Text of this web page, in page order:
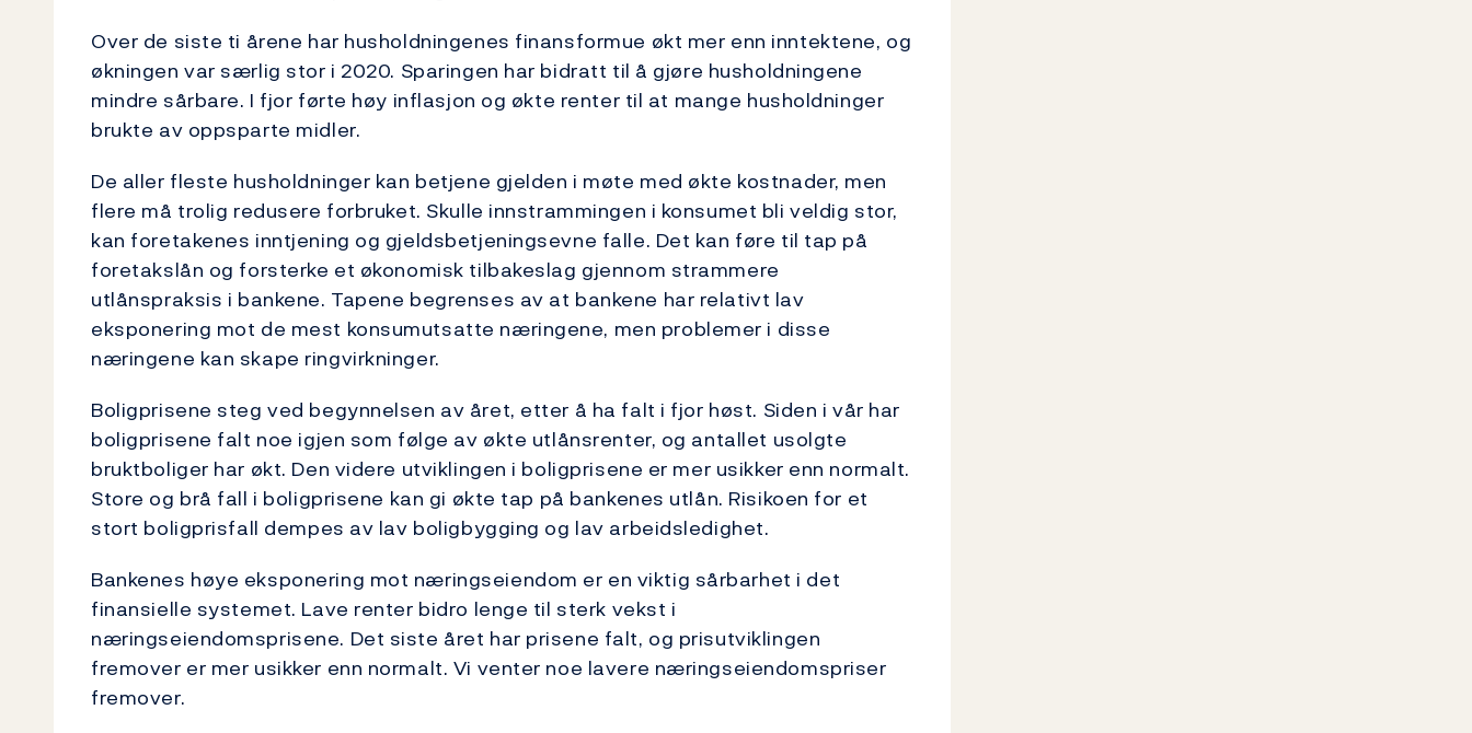
Over de siste ti årene har husholdningenes finansformue økt mer enn inntektene, og
økningen var særlig stor i 2020. Sparingen har bidratt til å gjøre husholdningene
mindre sårbare. I fjor førte høy inflasjon og økte renter til at mange husholdninger
brukte av oppsparte midler.
De aller fleste husholdninger kan betjene gjelden i møte med økte kostnader, men
flere må trolig redusere forbruket. Skulle innstrammingen i konsumet bli veldig stor,
kan foretakenes inntjening og gjeldsbetjeningsevne falle. Det kan føre til tap på
foretakslån og forsterke et økonomisk tilbakeslag gjennom strammere
utlånspraksis i bankene. Tapene begrenses av at bankene har relativt lav
eksponering mot de mest konsumutsatte næringene, men problemer i disse
næringene kan skape ringvirkninger.
Boligprisene steg ved begynnelsen av året, etter å ha falt i fjor høst. Siden i vår har
boligprisene falt noe igjen som følge av økte utlånsrenter, og antallet usolgte
bruktboliger har økt. Den videre utviklingen i boligprisene er mer usikker enn normalt.
Store og brå fall i boligprisene kan gi økte tap på bankenes utlån. Risikoen for et
stort boligprisfall dempes av lav boligbygging og lav arbeidsledighet.
Bankenes høye eksponering mot næringseiendom er en viktig sårbarhet i det
finansielle systemet. Lave renter bidro lenge til sterk vekst i
næringseiendomsprisene. Det siste året har prisene falt, og prisutviklingen
fremover er mer usikker enn normalt. Vi venter noe lavere næringseiendomspriser
fremover.